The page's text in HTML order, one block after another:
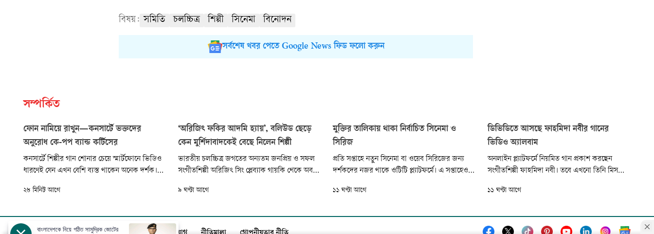
বিষয়: সমিতি চলচ্চিত্র শিল্পী সিনেমা বিনোদন
সর্বশেষ খবর পেতে Google News ফিড ফলো করুন
সম্পর্কিত
ফোন নামিয়ে রাখুন—কনসার্টে ভক্তদের
অনুরোধ কে-পপ ব্যান্ড কর্টিসের
কনসার্টে শিল্পীর গান শোনার চেয়ে স্মার্টফোনে ভিডিও
ধারণেই যেন এখন বেশি ব্যস্ত থাকেন অনেক দর্শক।
কোরিয়ার নতুন কে-পপ বয় ব্যান্ড কর্টিস। চলমান বিশ্ব
বলছে, ‘ফোনটা নামিয়ে রাখুন।’
২৮ মিনিট আগে
‘অরিজিৎ ফকির আদমি হ্যায়’, বলিউড ছেড়ে
কেন মুর্শিদাবাদকেই বেছে নিলেন শিল্পী
ভারতীয় চলচ্চিত্র জগতের অন্যতম জনপ্রিয় ও সফল
সংগীতশিল্পী অরিজিৎ সিং প্লেব্যাক গায়কি থেকে অবসর
অবশ্য আনুষ্ঠানিক কোনো ঘোষণা দেননি তিনি। শুধু
জানান, চলচ্চিত্র সংগীতে তিনি আর কোনো নতুন কাজ
গ্রহণ করবেন না।
৯ ঘণ্টা আগে
মুক্তির তালিকায় থাকা নির্বাচিত সিনেমা ও
সিরিজ
প্রতি সপ্তাহে নতুন সিনেমা বা ওয়েব সিরিজের জন্য
দর্শকদের নজর থাকে ওটিটি প্ল্যাটফর্মে। এ সপ্তাহেও
করা এমন কিছু কনটেন্টের খোঁজ থাকছে এ
১১ ঘণ্টা আগে
ডিভিডিতে আসছে ফাহমিদা নবীর গানের
ভিডিও অ্যালবাম
অনলাইন প্ল্যাটফর্মে নিয়মিত গান প্রকাশ করছেন
সংগীতশিল্পী ফাহমিদা নবী। তবে এখনো তিনি মিস
সময়কে। বিভিন্ন সাক্ষাৎকারে সেই সময়ের অনুভূতির
সেই পুরোনো ফরম্যাটে ফিরছেন ফাহমিদা নবী।
১১ ঘণ্টা আগে
বাংলাদেশকে নিয়ে গঠিত সামুদ্রিক জোটের